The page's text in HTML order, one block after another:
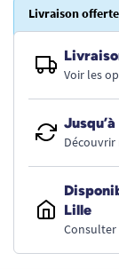
Livraison
Voir les
Découvrir
Lille
Consulter